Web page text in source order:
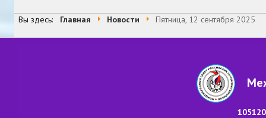
Вы здесь: Главная Новости Пятница, 12 сентября 2025